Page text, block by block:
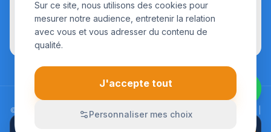
© 2026 LesInstallateurs.fr. Tous droits réservés. |
CGU |Politique de Confidentialité
Sur ce site, nous utilisons des cookies pour
mesurer notre audience, entretenir la relation
avec vous et vous adresser du contenu de
qualité.
J'accepte tout
Personnaliser mes choix